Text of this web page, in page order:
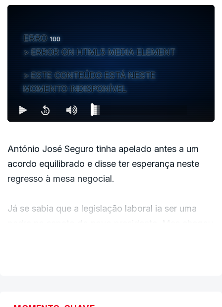
cores nacionais, pelas 21h30, para assistir a um
municipal Desporto no Bairro, da Orquestra
Juvenil de Bonjóia, e de Pedro Abrunhosa.
Na Sala Suggia da icónica sala de espetáculos
intervenções do humorista Francisco Menezes,
musicais.
Já Pedro Abrunhosa, que fez questão de, na
com direito a um momento mediático conjunto
ERRO100
ERROR ON HTML5 MEDIA ELEMENT
ESTE CONTEÚDO ESTÁ NESTE
MOMENTO INDISPONÍVEL
António José Seguro tinha apelado antes a um
acordo equilibrado e disse ter esperança neste
regresso à mesa negocial.
Já se sabia que a legislação laboral ia ser uma